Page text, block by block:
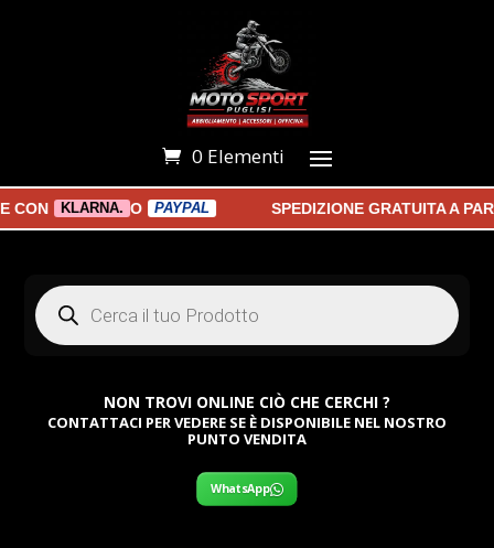
0 Elementi
KLARNA. O PAYPAL SPEDIZIONE GRATUITA A
Products
search
NON TROVI ONLINE CIÒ CHE CERCHI ?
CONTATTACI PER VEDERE SE È DISPONIBILE NEL NOSTRO
PUNTO VENDITA
WhatsApp